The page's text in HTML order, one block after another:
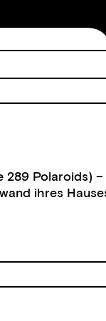
Polaroids)
ihres